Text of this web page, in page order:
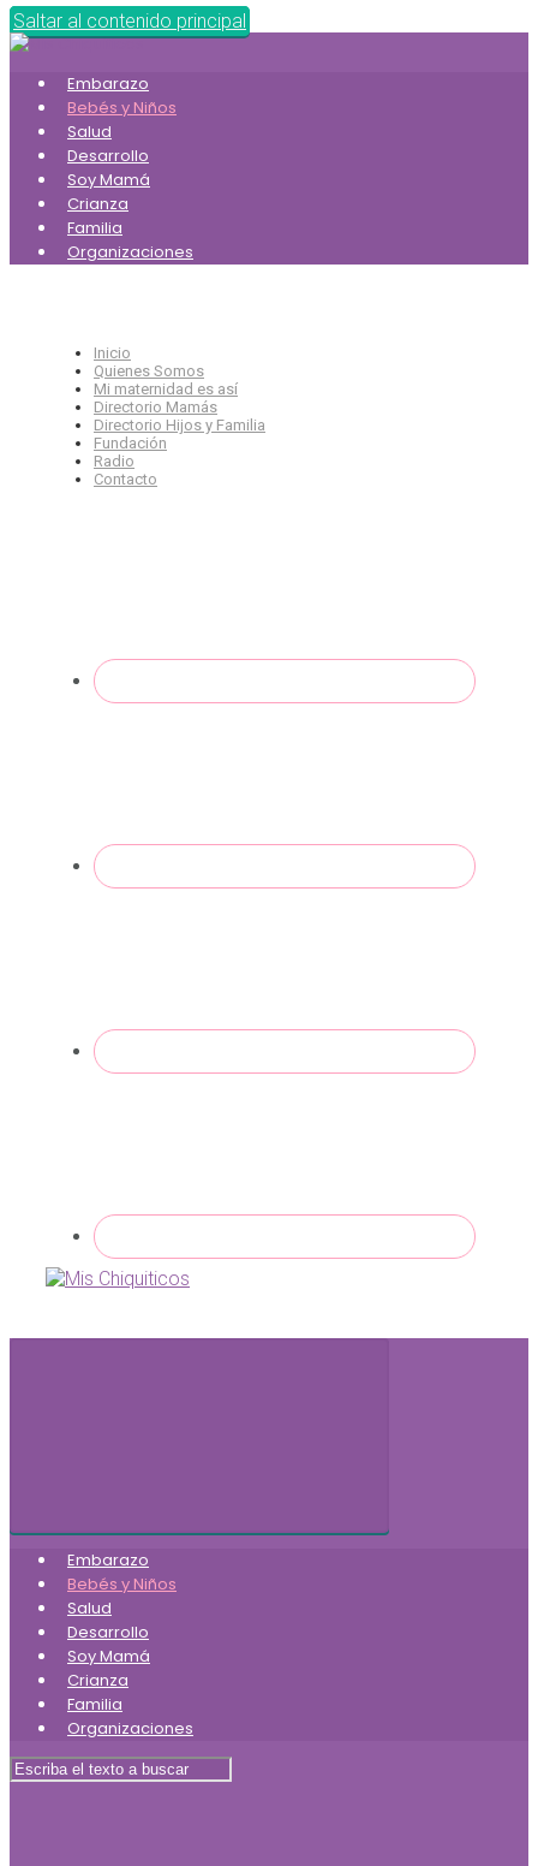
Saltar al contenido principal
Embarazo
Bebés y Niños
Salud
Desarrollo
Soy Mamá
Crianza
Familia
Organizaciones
Inicio
Quienes Somos
Mi maternidad es así
Directorio Mamás
Directorio Hijos y Familia
Fundación
Radio
Contacto
Embarazo
Bebés y Niños
Salud
Desarrollo
Soy Mamá
Crianza
Familia
Organizaciones